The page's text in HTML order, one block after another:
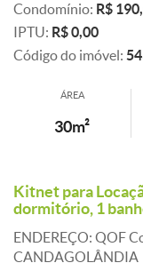
Condomínio: R$
IPTU: R$ 0,00
Código do imóvel:
ÁREA
30m²
Kitnet para
dormitório, 1
ENDEREÇO: QOF
CANDAGOLÂNDIA